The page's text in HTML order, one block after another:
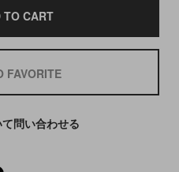
TO CART
FAVORITE
問い合わせる